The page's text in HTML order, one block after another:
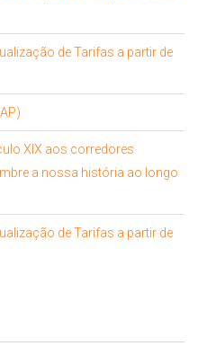
de Tarifas a partir de
XIX aos corredores
a nossa história ao longo
de Tarifas a partir de